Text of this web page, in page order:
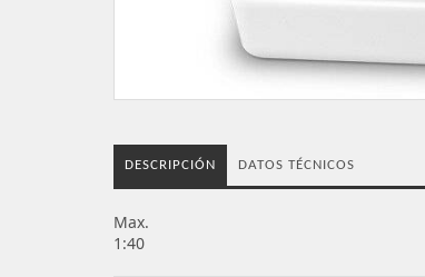
DESCRIPCIÓN DATOS TÉCNICOS
Max.
1:40